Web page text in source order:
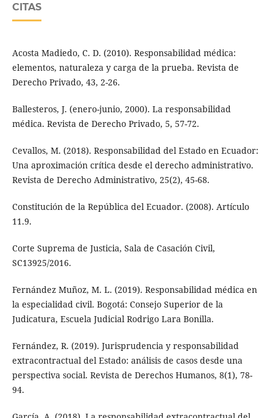
CITAS
Acosta Madiedo, C. D. (2010). Responsabilidad médica:
elementos, naturaleza y carga de la prueba. Revista de
Derecho Privado, 43, 2-26.
Ballesteros, J. (enero-junio, 2000). La responsabilidad
médica. Revista de Derecho Privado, 5, 57-72.
Cevallos, M. (2018). Responsabilidad del Estado en Ecuador:
Una aproximación crítica desde el derecho administrativo.
Revista de Derecho Administrativo, 25(2), 45-68.
Constitución de la República del Ecuador. (2008). Artículo
11.9.
Corte Suprema de Justicia, Sala de Casación Civil,
SC13925/2016.
Fernández Muñoz, M. L. (2019). Responsabilidad médica en
la especialidad civil. Bogotá: Consejo Superior de la
Judicatura, Escuela Judicial Rodrigo Lara Bonilla.
Fernández, R. (2019). Jurisprudencia y responsabilidad
extracontractual del Estado: análisis de casos desde una
perspectiva social. Revista de Derechos Humanos, 8(1), 78-
94.